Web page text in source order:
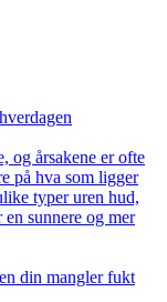
og årsakene er ofte
på hva som ligger
typer uren hud,
sunnere og mer
din mangler fukt